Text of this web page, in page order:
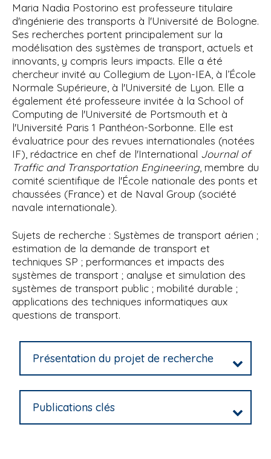
Maria Nadia Postorino est professeure titulaire
d'ingénierie des transports à l'Université de Bologne.
Ses recherches portent principalement sur la
modélisation des systèmes de transport, actuels et
innovants, y compris leurs impacts. Elle a été
chercheur invité au Collegium de Lyon-IEA, à l’École
Normale Supérieure, à l'Université de Lyon. Elle a
également été professeure invitée à la School of
Computing de l'Université de Portsmouth et à
l'Université Paris 1 Panthéon-Sorbonne. Elle est
évaluatrice pour des revues internationales (notées
IF), rédactrice en chef de l'International Journal of
Traffic and Transportation Engineering, membre du
comité scientifique de l'École nationale des ponts et
chaussées (France) et de Naval Group (société
navale internationale).
Sujets de recherche : Systèmes de transport aérien ;
estimation de la demande de transport et
techniques SP ; performances et impacts des
systèmes de transport ; analyse et simulation des
systèmes de transport public ; mobilité durable ;
applications des techniques informatiques aux
questions de transport.
Présentation du projet de recherche
Publications clés